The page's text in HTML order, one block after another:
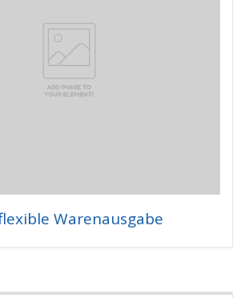
Warenausgabe